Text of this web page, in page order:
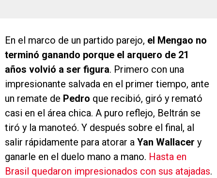
En el marco de un partido parejo, el Mengao no
terminó ganando porque el arquero de 21
años volvió a ser figura. Primero con una
impresionante salvada en el primer tiempo, ante
un remate de Pedro que recibió, giró y remató
casi en el área chica. A puro reflejo, Beltrán se
tiró y la manoteó. Y después sobre el final, al
salir rápidamente para atorar a Yan Wallacer y
ganarle en el duelo mano a mano. Hasta en
Brasil quedaron impresionados con sus atajadas.